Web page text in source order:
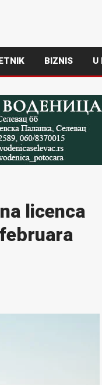
BIZNIS U
licenca